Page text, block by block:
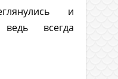
и
всегда